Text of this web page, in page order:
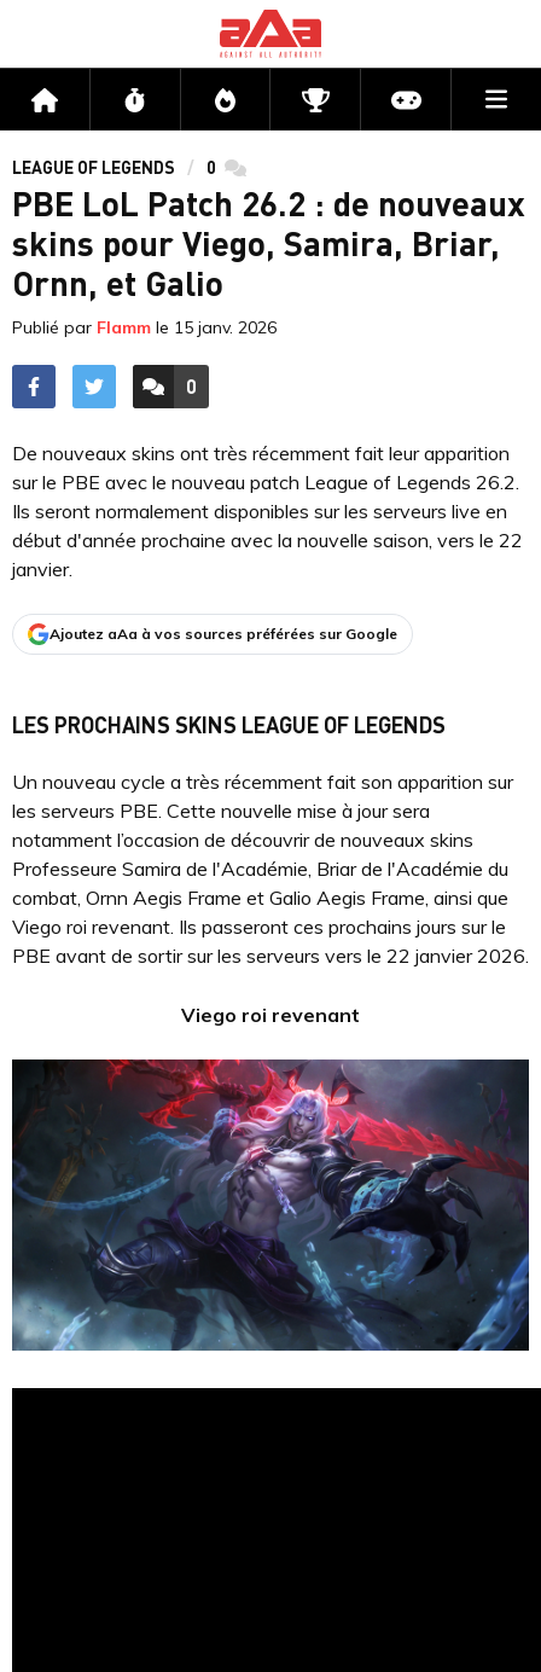
Accueil Flux Directs CompétitionsActu jeux
LEAGUE OF LEGENDS 0 commentaires
PBE LoL Patch 26.2 : de nouveaux
skins pour Viego, Samira, Briar,
Ornn, et Galio
Publié par Flamm le 15 janv. 2026
ACCÉDER AUX
0
COMMENTAIRES
De nouveaux skins ont très récemment fait leur apparition
sur le PBE avec le nouveau patch League of Legends 26.2.
Ils seront normalement disponibles sur les serveurs live en
début d'année prochaine avec la nouvelle saison, vers le 22
janvier.
Ajoutez aAa à vos sources préférées sur Google
LES PROCHAINS SKINS LEAGUE OF LEGENDS
Un nouveau cycle a très récemment fait son apparition sur
les serveurs PBE. Cette nouvelle mise à jour sera
notamment l’occasion de découvrir de nouveaux skins
Professeure Samira de l'Académie, Briar de l'Académie du
combat, Ornn Aegis Frame et Galio Aegis Frame, ainsi que
Viego roi revenant. Ils passeront ces prochains jours sur le
PBE avant de sortir sur les serveurs vers le 22 janvier 2026.
Viego roi revenant